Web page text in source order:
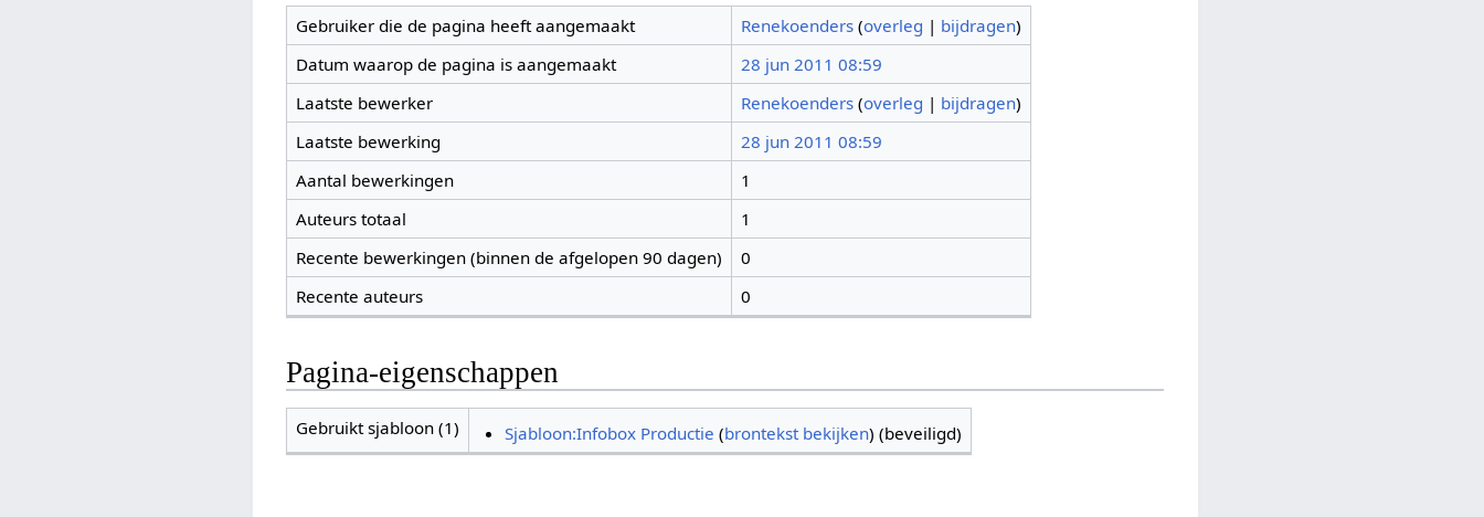
Gebruiker die de pagina heeft aangemaakt Renekoenders (overleg | bijdragen)
Datum waarop de pagina is aangemaakt
28 jun 2011 08:59
Laatste bewerker
Renekoenders (overleg | bijdragen)
Laatste bewerking
28 jun 2011 08:59
Aantal bewerkingen
1
Auteurs totaal
1
Recente bewerkingen (binnen de afgelopen 90 dagen)
0
Recente auteurs
0
Pagina-eigenschappen
Gebruikt sjabloon (1) Sjabloon:Infobox Productie (brontekst bekijken) (beveiligd)